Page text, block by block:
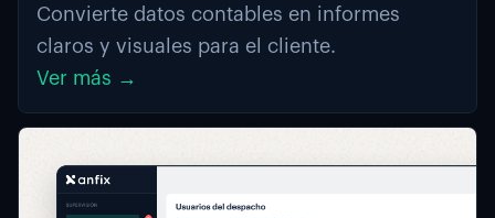
Convierte datos contables en informes
claros y visuales para el cliente.
Ver más →